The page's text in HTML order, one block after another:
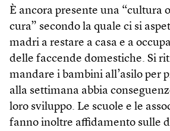
È ancora presente una “cultura
cura” secondo la quale ci si
madri a restare a casa e a
delle faccende domestiche. Si
mandare i bambini all’asilo per
alla settimana abbia
loro sviluppo. Le scuole e le
fanno inoltre affidamento sulle